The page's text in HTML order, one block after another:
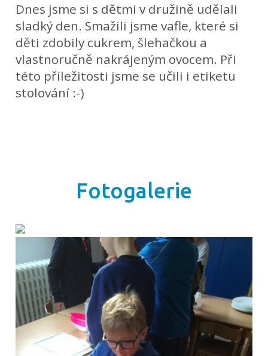
Dnes jsme si s dětmi v družině udělali
sladký den. Smažili jsme vafle, které si
děti zdobily cukrem, šlehačkou a
vlastnoručně nakrájeným ovocem. Při
této příležitosti jsme se učili i etiketu
stolování :-)
Fotogalerie